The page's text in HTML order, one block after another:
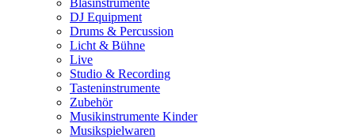
Blasinstrumente
DJ Equipment
Drums & Percussion
Licht & Bühne
Live
Studio & Recording
Tasteninstrumente
Zubehör
Musikinstrumente Kinder
Musikspielwaren